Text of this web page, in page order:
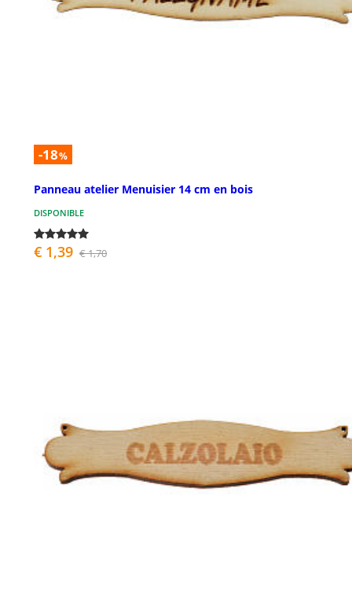
-18%
Panneau atelier Menuisier 14 cm en bois
DISPONIBLE
€ 1,39 € 1,70